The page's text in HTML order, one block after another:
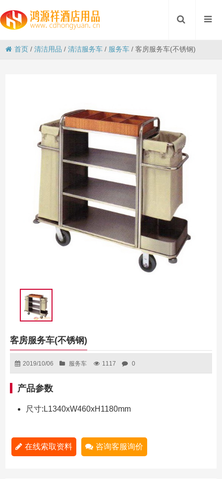
首页 /清洁用品 /清洁服务车 / 服务车 /客房服务车(不锈钢)
客房服务车(不锈钢)
2019/10/06 服务车 1117 0
产品参数
尺寸:L1340xW460xH1180mm
在线索取资料 咨询客服询价